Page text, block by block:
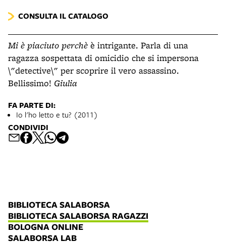
CONSULTA IL CATALOGO
Mi è piaciuto perchè è intrigante. Parla di una
ragazza sospettata di omicidio che si impersona
\"detective\" per scoprire il vero assassino.
Bellissimo! Giulia
FA PARTE DI:
Io l'ho letto e tu? (2011)
CONDIVIDI
BIBLIOTECA SALABORSA
BIBLIOTECA SALABORSA RAGAZZI
BOLOGNA ONLINE
SALABORSA LAB